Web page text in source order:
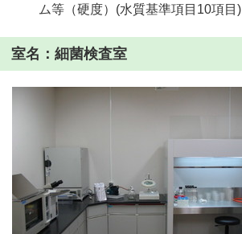
ム等（硬度）(水質基準項目10項目)
室名：細菌検査室